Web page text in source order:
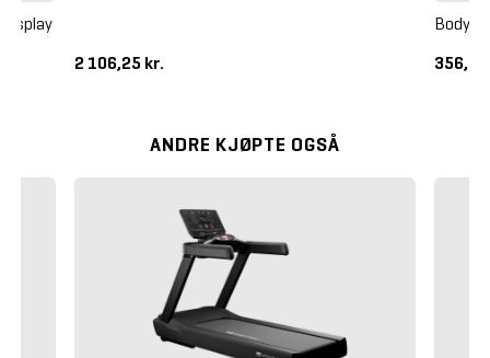
2 106,25 kr.
Body
ANDRE KJØPTE OGSÅ